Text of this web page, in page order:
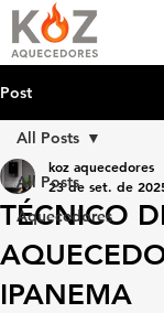
Post
All Posts
Aquecedores
All Posts
TÉCNICO
IPANEMA
koz aquecedores
23 de set. de